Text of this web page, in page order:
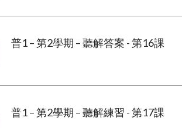
普1 – 第2學期 – 聽解答案 - 第16課
普1 – 第2學期 – 聽解練習 - 第17課